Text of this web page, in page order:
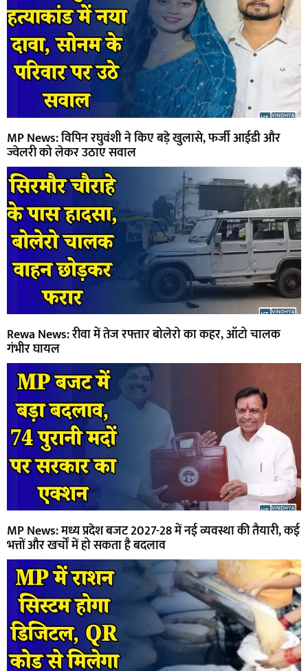
MP News: विपिन रघुवंशी ने किए बड़े खुलासे, फर्जी आईडी और
ज्वेलरी को लेकर उठाए सवाल
Rewa News: रीवा में तेज रफ्तार बोलेरो का कहर, ऑटो चालक
गंभीर घायल
MP News: मध्य प्रदेश बजट 2027-28 में नई व्यवस्था की तैयारी, कई
भत्तों और खर्चों में हो सकता है बदलाव